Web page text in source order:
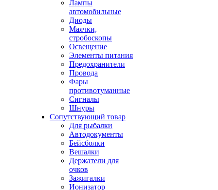
Лампы
автомобильные
Диоды
Маячки,
стробоскопы
Освещение
Элементы питания
Предохранители
Провода
Фары
противотуманные
Сигналы
Шнуры
Сопутствующий товар
Для рыбалки
Автодокументы
Бейсболки
Вешалки
Держатели для
очков
Зажигалки
Ионизатор